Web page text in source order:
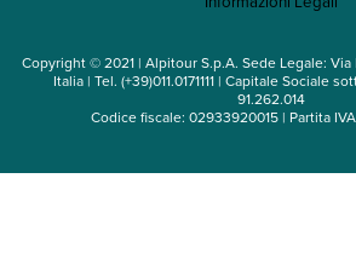
Copyright © 2021 | Alpitour S.p.A. Sede Legale: Via
Italia | Tel. (+39)011.0171111 | Capitale Sociale
91.262.014
Codice fiscale: 02933920015 | Partita